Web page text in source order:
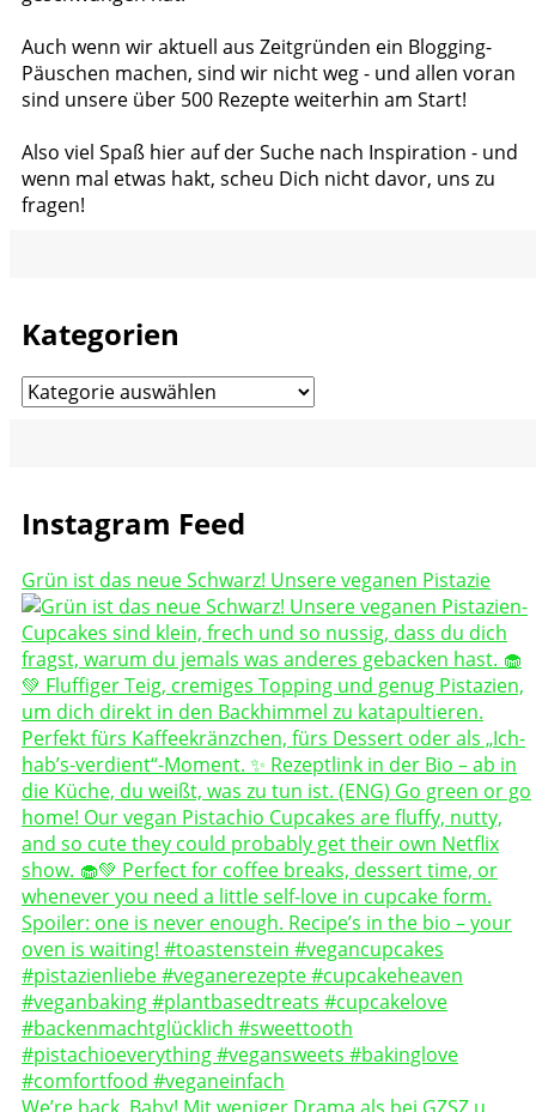
Auch wenn wir aktuell aus Zeitgründen ein Blogging-
Päuschen machen, sind wir nicht weg - und allen voran
sind unsere über 500 Rezepte weiterhin am Start!
Also viel Spaß hier auf der Suche nach Inspiration - und
wenn mal etwas hakt, scheu Dich nicht davor, uns zu
fragen!
Kategorien
Kategorien
Instagram Feed
Grün ist das neue Schwarz! Unsere veganen Pistazie